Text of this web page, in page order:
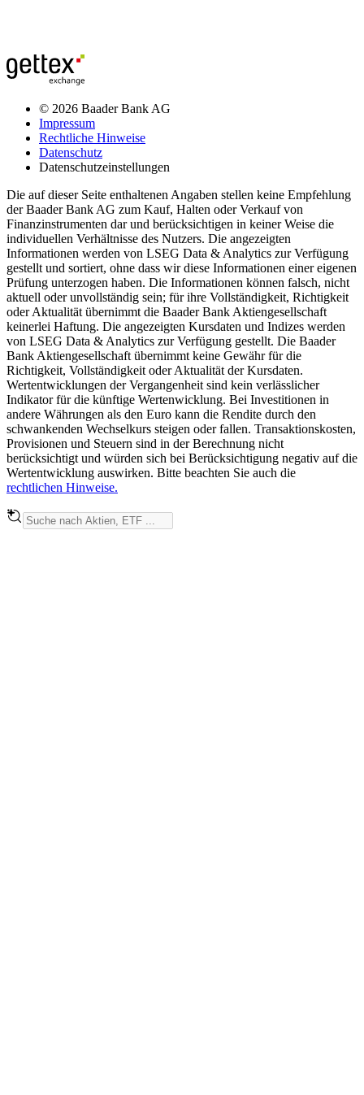
© 2026 Baader Bank AG
Impressum
Rechtliche Hinweise
Datenschutz
Datenschutzeinstellungen
Die auf dieser Seite enthaltenen Angaben stellen keine Empfehlung
der Baader Bank AG zum Kauf, Halten oder Verkauf von
Finanzinstrumenten dar und berücksichtigen in keiner Weise die
individuellen Verhältnisse des Nutzers. Die angezeigten
Informationen werden von LSEG Data & Analytics zur Verfügung
gestellt und sortiert, ohne dass wir diese Informationen einer eigenen
Prüfung unterzogen haben. Die Informationen können falsch, nicht
aktuell oder unvollständig sein; für ihre Vollständigkeit, Richtigkeit
oder Aktualität übernimmt die Baader Bank Aktiengesellschaft
keinerlei Haftung. Die angezeigten Kursdaten und Indizes werden
von LSEG Data & Analytics zur Verfügung gestellt. Die Baader
Bank Aktiengesellschaft übernimmt keine Gewähr für die
Richtigkeit, Vollständigkeit oder Aktualität der Kursdaten.
Wertentwicklungen der Vergangenheit sind kein verlässlicher
Indikator für die künftige Wertenwicklung. Bei Investitionen in
andere Währungen als den Euro kann die Rendite durch den
schwankenden Wechselkurs steigen oder fallen. Transaktionskosten,
Provisionen und Steuern sind in der Berechnung nicht
berücksichtigt und würden sich bei Berücksichtigung negativ auf die
Wertentwicklung auswirken. Bitte beachten Sie auch die
rechtlichen Hinweise.